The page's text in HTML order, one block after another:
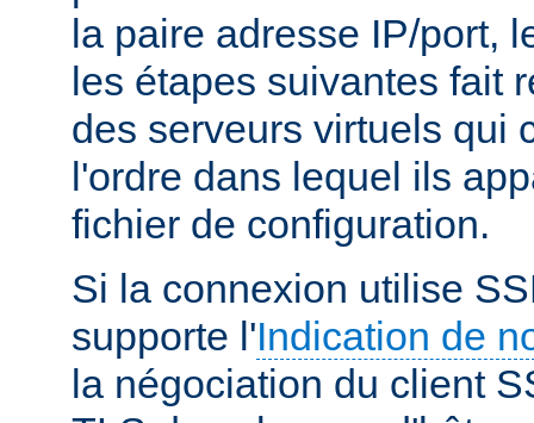
la paire adresse IP/port,
les étapes suivantes fait
des serveurs virtuels qui
l'ordre dans lequel ils
fichier de configuration.
Si la connexion utilise
supporte l'Indication de
la négociation du client